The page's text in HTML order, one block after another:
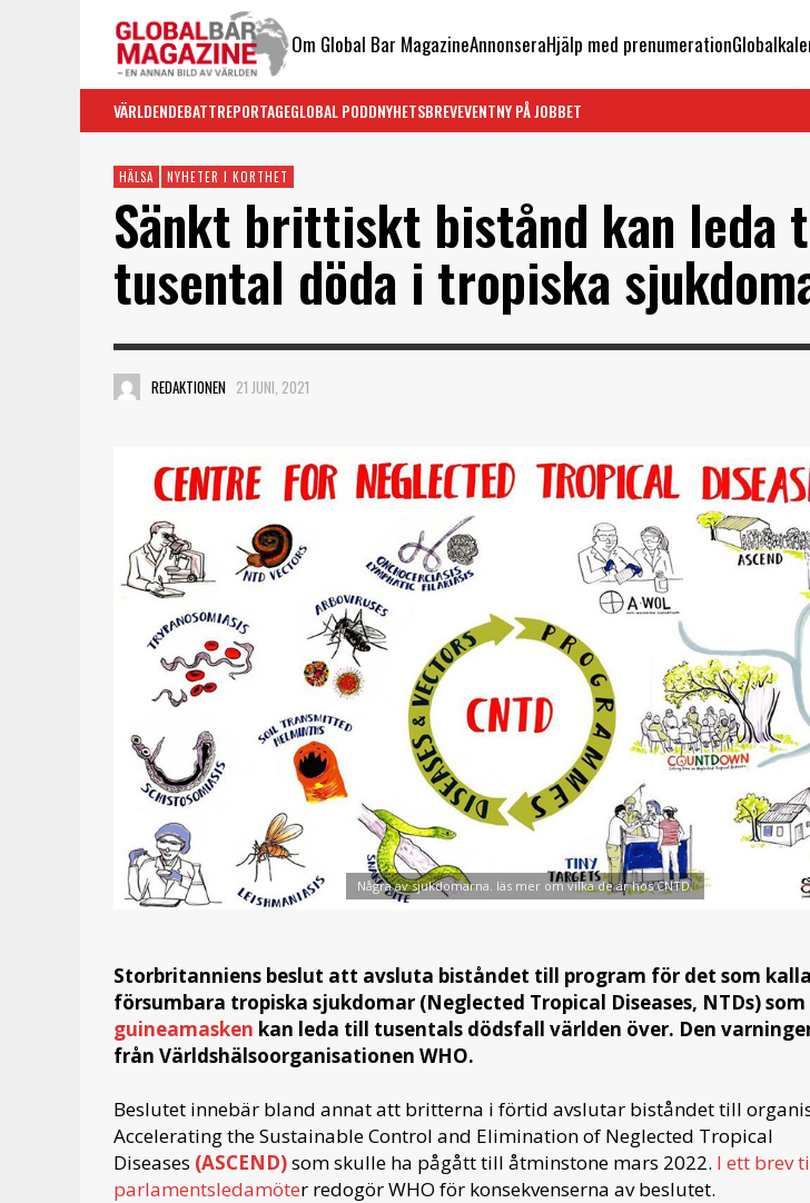
Om Global Bar MagazineAnnonseraHjälp med prenumeration
VÄRLDENDEBATTREPORTAGEGLOBAL PODDNYHETSBREVEVENTNY PÅ JOBBET
HÄLSA NYHETER I KORTHET
Sänkt brittiskt bistånd kan leda
tusental döda i tropiska
REDAKTIONEN 21 JUNI, 2021
Några av sjukdomarna. läs mer om vilka de är hos CNTD.
Storbritanniens beslut att avsluta biståndet till program för det som
försumbara tropiska sjukdomar (Neglected Tropical Diseases, NTDs) som
guineamasken kan leda till tusentals dödsfall världen över. Den
från Världshälsoorganisationen WHO.
Beslutet innebär bland annat att britterna i förtid avslutar biståndet till
Accelerating the Sustainable Control and Elimination of Neglected Tropical
Diseases (ASCEND)som skulle ha pågått till åtminstone mars 2022. I ett brev
parlamentsledamöter redogör WHO för konsekvenserna av beslutet.